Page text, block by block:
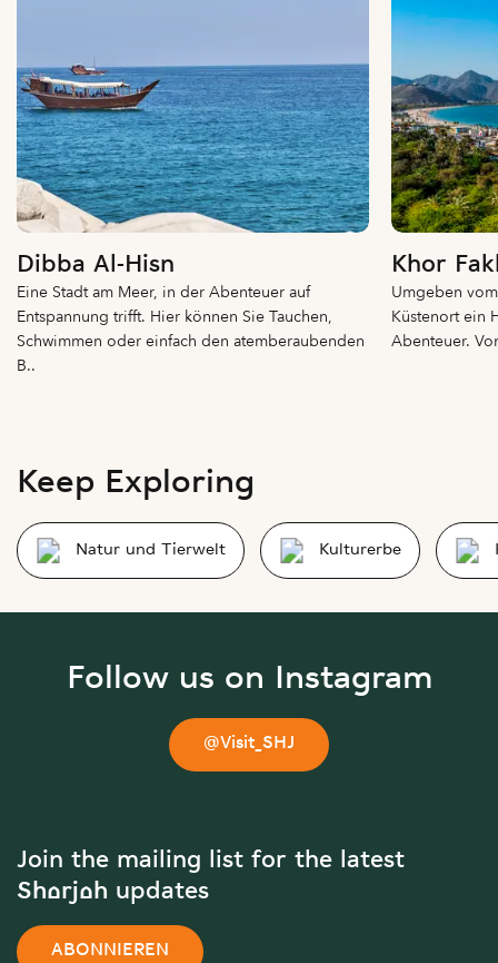
Dibba Al-Hisn
Eine Stadt am Meer, in der Abenteuer auf
Entspannung trifft. Hier können Sie Tauchen,
Schwimmen oder einfach den atemberaubenden
B..
Khor
Umgeben
Küstenort ein
Abenteuer.
Keep Exploring
Natur und Tierwelt Kulturerbe
Follow us on Instagram
@Visit_SHJ
Join the mailing list for the latest
Sharjah updates
ABONNIEREN